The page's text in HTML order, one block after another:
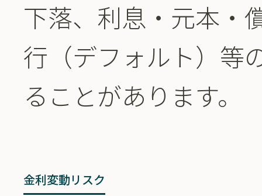
下落、利息・元本・
行（デフォルト）等
ることがあります。
金利変動リスク